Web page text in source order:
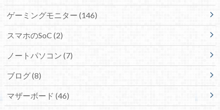
ゲーミングモニター (146)
スマホのSoC (2)
ノートパソコン (7)
ブログ(8)
マザーボード (46)